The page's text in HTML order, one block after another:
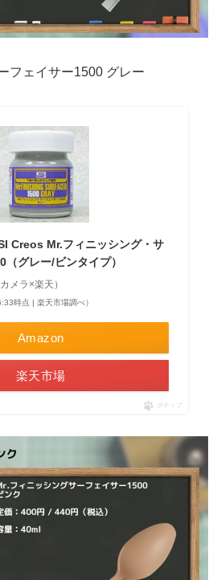
フェイサー1500 グレー
Creos Mr.フィニッシング・サ
グレー/ビンタイプ）
メラ×楽天）
時点 | 楽天市場調べ）
Amazon
楽天市場
ポチップ